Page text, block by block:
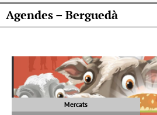
Agendes – Berguedà
Mercats